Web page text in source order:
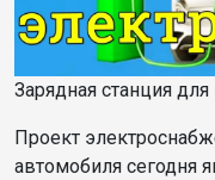
Зарядная станция
Проект
автомобиля сегодня